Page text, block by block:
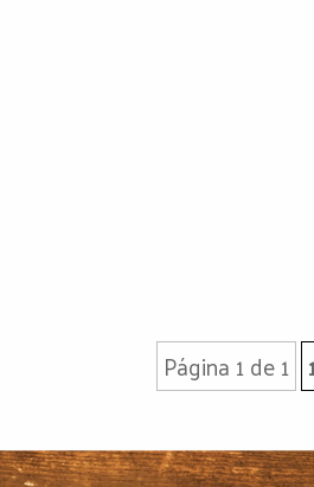
Página 1 de 1